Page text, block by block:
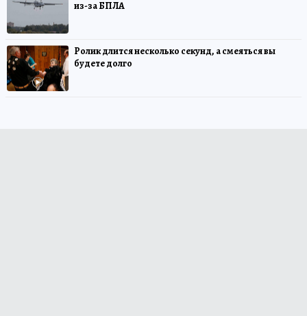
из-за БПЛА
Ролик длится несколько секунд, а смеяться вы
будете долго